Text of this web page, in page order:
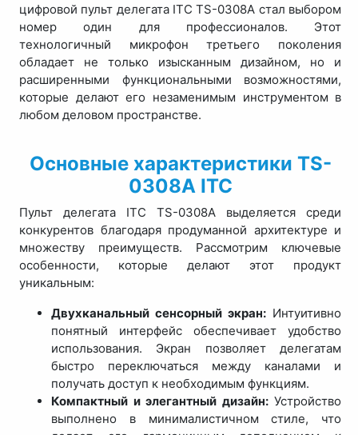
цифровой пульт делегата ITC TS-0308A стал выбором
номер один для профессионалов. Этот
технологичный микрофон третьего поколения
обладает не только изысканным дизайном, но и
расширенными функциональными возможностями,
которые делают его незаменимым инструментом в
любом деловом пространстве.
Основные характеристики TS-
0308A ITC
Пульт делегата ITC TS-0308A выделяется среди
конкурентов благодаря продуманной архитектуре и
множеству преимуществ. Рассмотрим ключевые
особенности, которые делают этот продукт
уникальным:
Двухканальный сенсорный экран: Интуитивно
понятный интерфейс обеспечивает удобство
использования. Экран позволяет делегатам
быстро переключаться между каналами и
получать доступ к необходимым функциям.
Компактный и элегантный дизайн:Устройство
выполнено в минималистичном стиле, что